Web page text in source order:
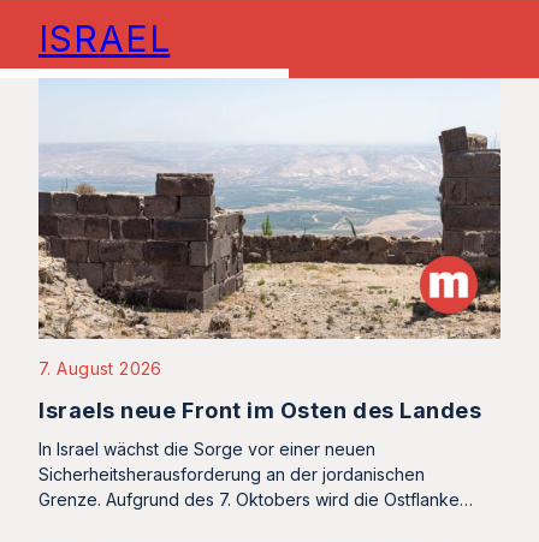
ISRAEL
7. August 2026
Israels neue Front im Osten des Landes
In Israel wächst die Sorge vor einer neuen
Sicherheitsherausforderung an der jordanischen
Grenze. Aufgrund des 7. Oktobers wird die Ostflanke…